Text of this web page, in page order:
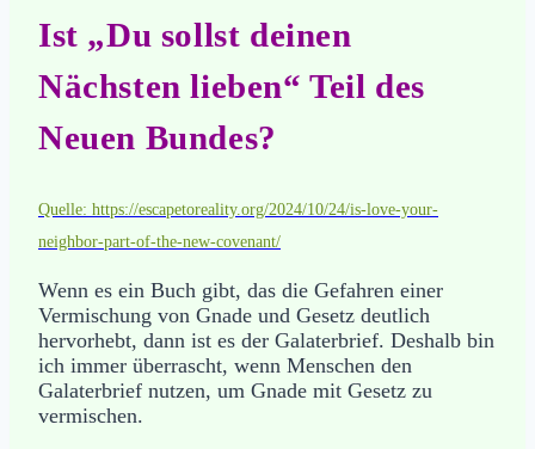
Ist „Du sollst deinen
Nächsten lieben“ Teil des
Neuen Bundes?
Quelle: https://escapetoreality.org/2024/10/24/is-love-your-
neighbor-part-of-the-new-covenant/
Wenn es ein Buch gibt, das die Gefahren einer
Vermischung von Gnade und Gesetz deutlich
hervorhebt, dann ist es der Galaterbrief. Deshalb bin
ich immer überrascht, wenn Menschen den
Galaterbrief nutzen, um Gnade mit Gesetz zu
vermischen.